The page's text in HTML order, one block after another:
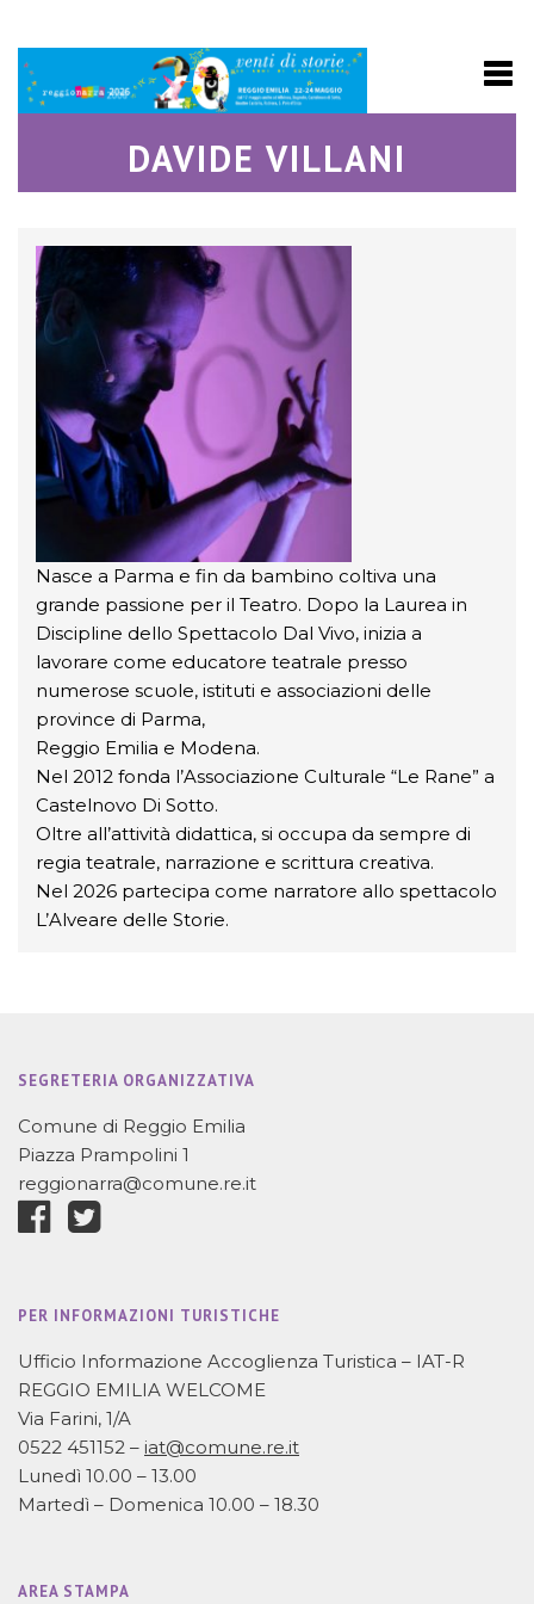
DAVIDE VILLANI
Nasce a Parma e fin da bambino coltiva una
grande passione per il Teatro. Dopo la Laurea in
Discipline dello Spettacolo Dal Vivo, inizia a
lavorare come educatore teatrale presso
numerose scuole, istituti e associazioni delle
province di Parma,
Reggio Emilia e Modena.
Nel 2012 fonda l’Associazione Culturale “Le Rane” a
Castelnovo Di Sotto.
Oltre all’attività didattica, si occupa da sempre di
regia teatrale, narrazione e scrittura creativa.
Nel 2026 partecipa come narratore allo spettacolo
L’Alveare delle Storie.
SEGRETERIA ORGANIZZATIVA
Comune di Reggio Emilia
Piazza Prampolini 1
reggionarra@comune.re.it
PER INFORMAZIONI TURISTICHE
Ufficio Informazione Accoglienza Turistica – IAT-R
REGGIO EMILIA WELCOME
Via Farini, 1/A
0522 451152 – iat@comune.re.it
Lunedì 10.00 – 13.00
Martedì – Domenica 10.00 – 18.30
AREA STAMPA